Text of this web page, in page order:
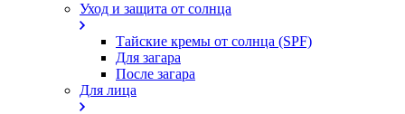
Уход и защита от солнца
Тайские кремы от солнца (SPF)
Для загара
После загара
Для лица